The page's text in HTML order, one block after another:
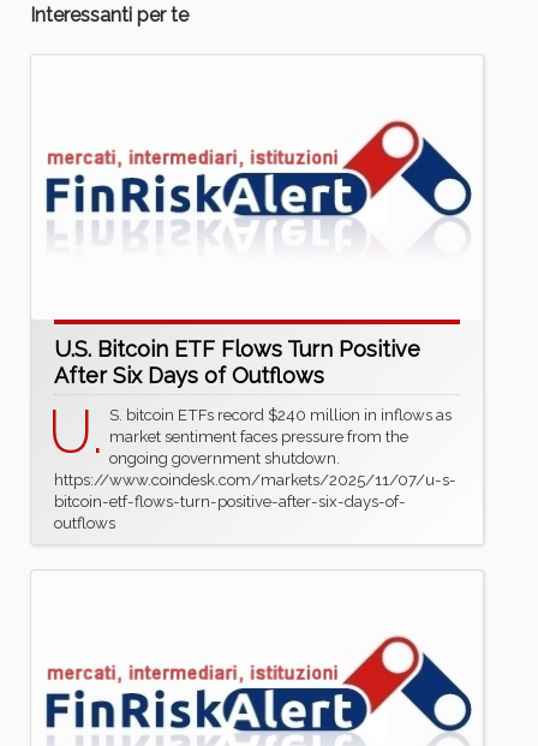
Interessanti per te
U.S. Bitcoin ETF Flows Turn Positive
After Six Days of Outflows
U. S. bitcoin ETFs record $240 million in inflows as
market sentiment faces pressure from the
ongoing government shutdown.
https://www.coindesk.com/markets/2025/11/07/u-s-
bitcoin-etf-flows-turn-positive-after-six-days-of-
outflows